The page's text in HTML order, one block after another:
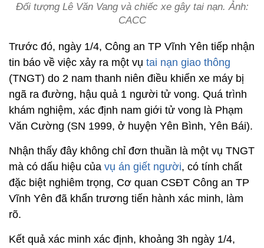
Đối tượng Lê Văn Vang và chiếc xe gây tai nạn. Ảnh:
CACC
Trước đó, ngày 1/4, Công an TP Vĩnh Yên tiếp nhận
tin báo về việc xảy ra một vụ tai nạn giao thông
(TNGT) do 2 nam thanh niên điều khiển xe máy bị
ngã ra đường, hậu quả 1 người tử vong. Quá trình
khám nghiệm, xác định nam giới tử vong là Phạm
Văn Cường (SN 1999, ở huyện Yên Bình, Yên Bái).
Nhận thấy đây không chỉ đơn thuần là một vụ TNGT
mà có dấu hiệu của vụ án giết người, có tính chất
đặc biệt nghiêm trọng, Cơ quan CSĐT Công an TP
Vĩnh Yên đã khẩn trương tiến hành xác minh, làm
rõ.
Kết quả xác minh xác định, khoảng 3h ngày 1/4,